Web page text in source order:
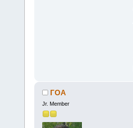
ГОА
Jr. Member